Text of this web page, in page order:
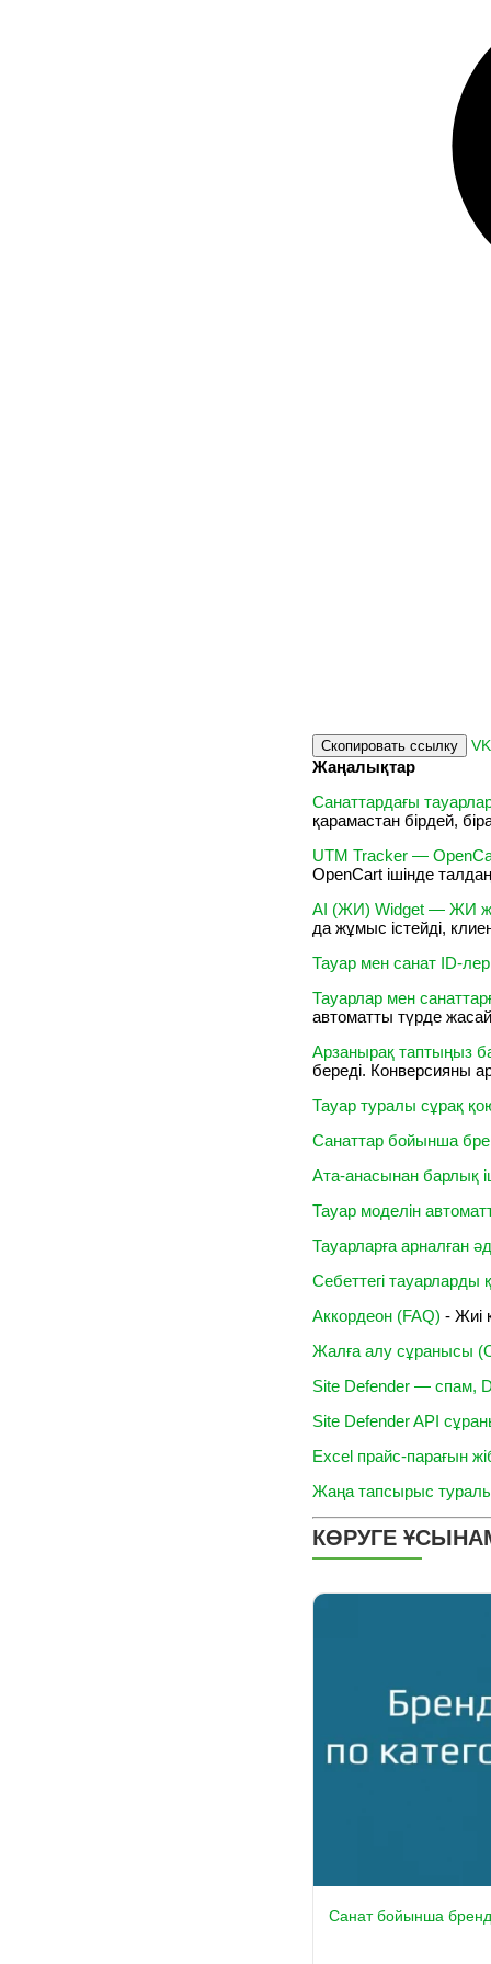
Скопировать ссылку VK
Жаңалықтар
Санаттардағы
қарамастан бірдей,
UTM Tracker —
OpenCart ішінде
AI (ЖИ) Widget — ЖИ
да жұмыс істейді,
Тауар мен санат ID-
Тауарлар мен
автоматты түрде
Арзанырақ таптыңыз
береді. Конверсияны
Тауар туралы сұрақ
Санаттар бойынша
Ата-анасынан барлық
Тауар моделін
Тауарларға арналған
Себеттегі
Аккордеон (FAQ) - Жиі
Жалға алу сұранысы
Site Defender — спам,
Site Defender API
Excel прайс-парағын
Жаңа тапсырыс
КӨРУГЕ
Санат бойынша